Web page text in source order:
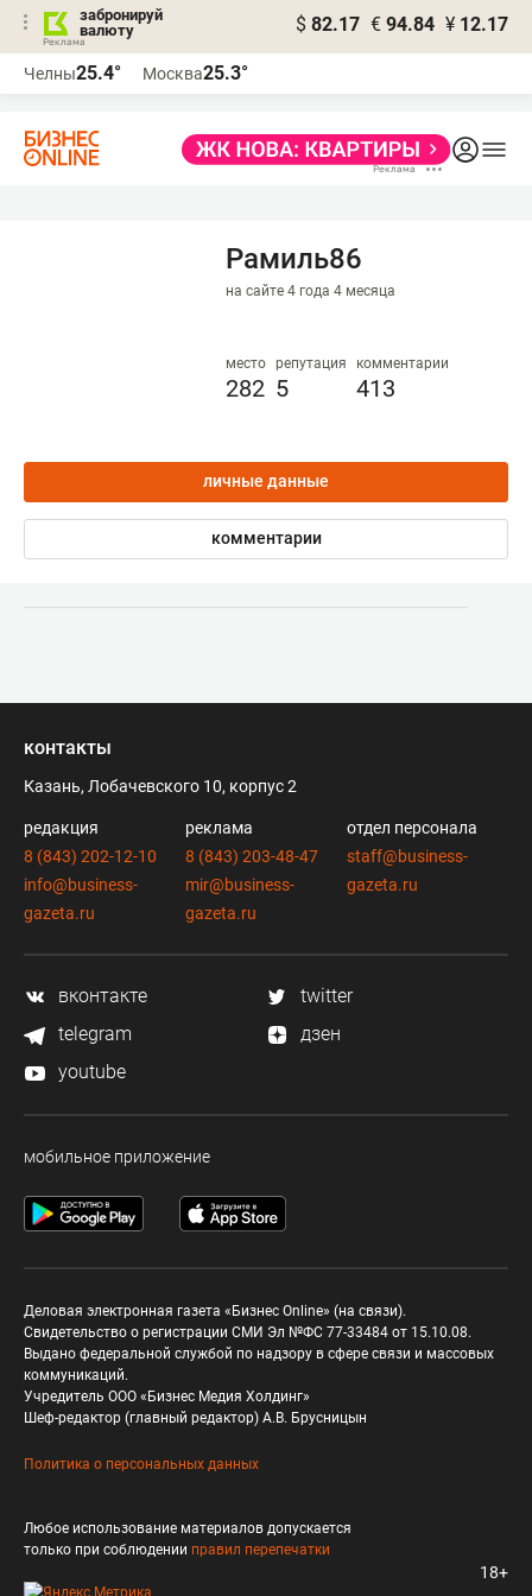
забронируй
валюту
$ 82.17 € 94.84 ¥ 12.17
Челны25.4° Москва25.3°
Рамиль86
на сайте 4 года 4 месяца
место
282
репутация
5
комментарии
413
личные данные
комментарии
контакты
Казань, Лобачевского 10, корпус 2
редакция
8 (843) 202-12-10
info@business-
gazeta.ru
реклама
8 (843) 203-48-47
mir@business-
gazeta.ru
отдел персонала
staff@business-
gazeta.ru
вконтакте
twitter
telegram
дзен
youtube
мобильное приложение
Деловая электронная газета «Бизнес Online» (на связи).
Свидетельство о регистрации СМИ Эл №ФС 77-33484 от 15.10.08.
Выдано федеральной службой по надзору в сфере связи и массовых
коммуникаций.
Учредитель ООО «Бизнес Медия Холдинг»
Шеф-редактор (главный редактор) А.В. Брусницын
Политика о персональных данных
Любое использование материалов допускается
только при соблюдении правил перепечатки
18+